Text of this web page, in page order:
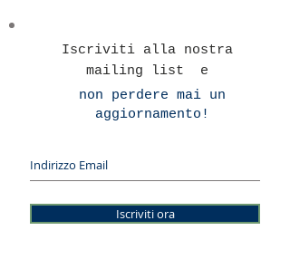
Iscriviti alla nostra
mailing list e
non perdere mai un
aggiornamento!
Iscriviti ora